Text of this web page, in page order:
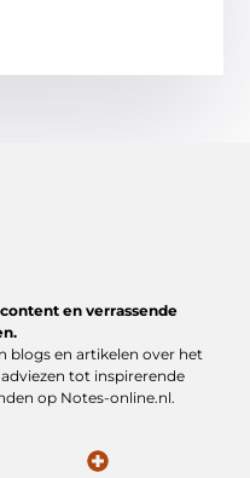
en verrassende
blogs en artikelen over het
tot inspirerende
op Notes-online.nl.